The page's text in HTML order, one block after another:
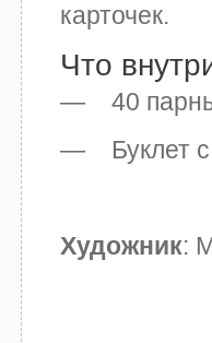
карточек.
Что
— 40 парных
— Буклет с
Художник: